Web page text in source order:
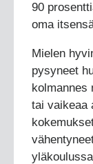
90
oma
Mielen
pysyneet
kolmannes
tai vaikeaa